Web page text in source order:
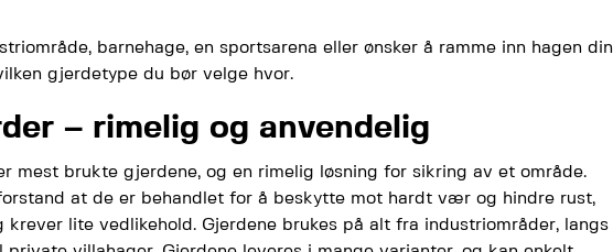
barnehage, en sportsarena eller ønsker å ramme inn hagen din
gjerdetype du bør velge hvor.
– rimelig og anvendelig
mest brukte gjerdene, og en rimelig løsning for sikring av et område.
at de er behandlet for å beskytte mot hardt vær og hindre rust,
krever lite vedlikehold. Gjerdene brukes på alt fra industriområder, langs